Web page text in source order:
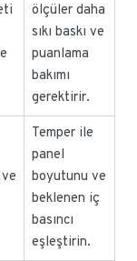
ölçüler daha
sıkı baskı ve
puanlama
bakımı
gerektirir.
ve
Temper ile
panel
boyutunu ve
beklenen iç
basıncı
eşleştirin.